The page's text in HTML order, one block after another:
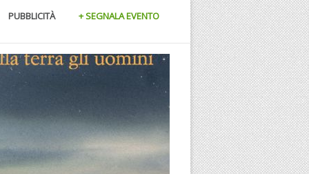
PUBBLICITÀ + SEGNALA EVENTO